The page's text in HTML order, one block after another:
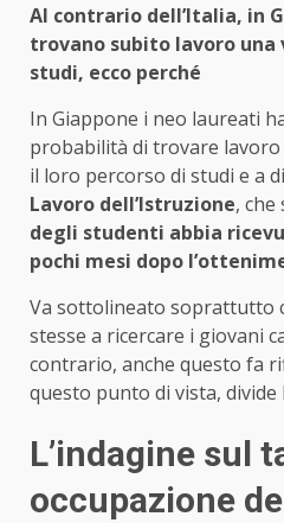
Al contrario dell’Italia, in
trovano subito lavoro
studi, ecco perché
In Giappone i neo laureati
probabilità di trovare
il loro percorso di studi e a
Lavoro dell’Istruzione,
degli studenti abbia
pochi mesi dopo
Va sottolineato soprattutto
stesse a ricercare i giovani
contrario, anche questo fa
questo punto di vista, divide
L’indagine sul
occupazione